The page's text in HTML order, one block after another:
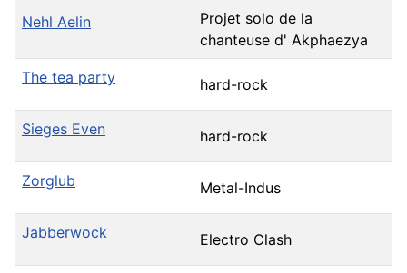
Nehl Aelin
Projet solo de la
chanteuse d' Akphaezya
The tea party hard-rock
Sieges Even hard-rock
Zorglub Metal-Indus
Jabberwock Electro Clash